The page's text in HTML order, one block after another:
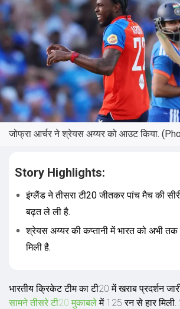
जोफ्रा आर्चर ने श्रेयस अय्यर को आउट किया.
Story Highlights:
इंग्लैंड ने तीसरा टी20 जीतकर पांच मैच की
बढ़त ले ली है.
श्रेयस अय्यर की कप्तानी में भारत को अभी तक
मिली है.
भारतीय क्रिकेट टीम का टी20 में खराब प्रदर्शन
सामने तीसरे टी20 मुकाबलेमें 125 रन से हार